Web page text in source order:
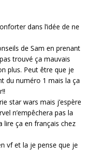
dans l’idée de ne
de Sam en prenant
trouvé ça mauvais
plus. Peut être que je
du numéro 1 mais la ça
star wars mais j’espère
n’empêchera pas la
lire ça en français chez
vf et la je pense que je